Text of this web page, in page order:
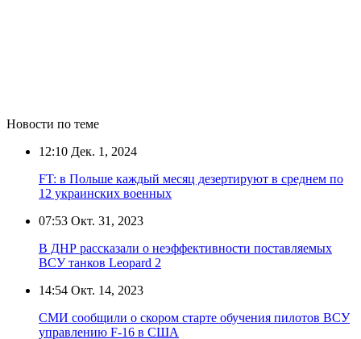
Новости по теме
12:10 Дек. 1, 2024
FT: в Польше каждый месяц дезертируют в среднем по
12 украинских военных
07:53 Окт. 31, 2023
В ДНР рассказали о неэффективности поставляемых
ВСУ танков Leopard 2
14:54 Окт. 14, 2023
СМИ сообщили о скором старте обучения пилотов ВСУ
управлению F-16 в США